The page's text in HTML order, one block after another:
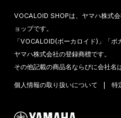
VOCALOID SHOPは、ヤマハ株式
ョップです。
「VOCALOID(ボーカロイド)」「
ヤマハ株式会社の登録商標です。
その他記載の商品名ならびに会社名
個人情報の取り扱いについて 特